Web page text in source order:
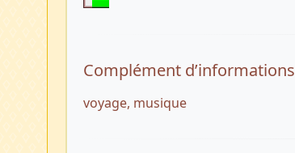
Complément d’informations
voyage, musique